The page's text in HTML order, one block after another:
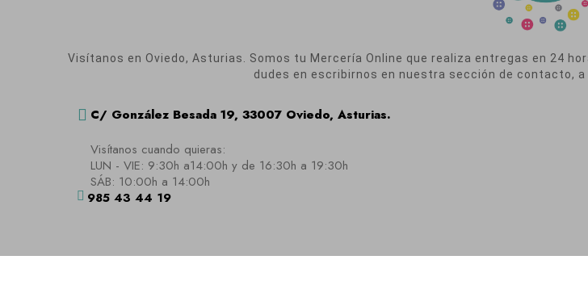
Visítanos en Oviedo, Asturias. Somos tu Mercería Online que realiza entregas en 24
dudes en escribirnos en nuestra sección de contacto, a
C/ González Besada 19, 33007 Oviedo, Asturias.
Visítanos cuando quieras:
LUN - VIE: 9:30h a14:00h y de 16:30h a 19:30h
SÁB: 10:00h a 14:00h
985 43 44 19